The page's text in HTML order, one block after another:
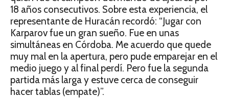
18 años consecutivos. Sobre esta experiencia, el
representante de Huracán recordó: “Jugar con
Karparov fue un gran sueño. Fue en unas
simultáneas en Córdoba. Me acuerdo que quede
muy mal en la apertura, pero pude emparejar en el
medio juego y al final perdí. Pero fue la segunda
partida más larga y estuve cerca de conseguir
hacer tablas (empate)”.